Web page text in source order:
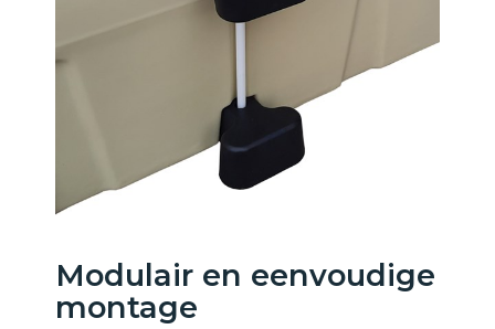
Modulair en eenvoudige
montage